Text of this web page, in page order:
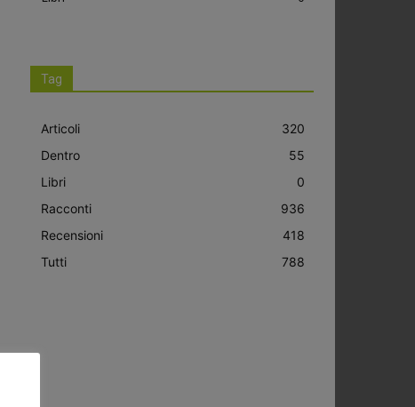
Tag
Articoli
320
Dentro
55
Libri
0
Racconti
936
Recensioni
418
Tutti
788